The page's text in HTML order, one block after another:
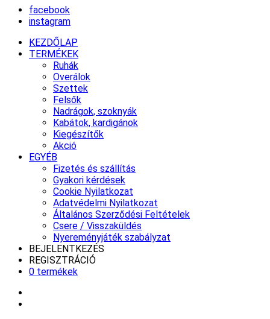
facebook
instagram
KEZDŐLAP
TERMÉKEK
Ruhák
Overálok
Szettek
Felsők
Nadrágok, szoknyák
Kabátok, kardigánok
Kiegészítők
Akció
EGYÉB
Fizetés és szállítás
Gyakori kérdések
Cookie Nyilatkozat
Adatvédelmi Nyilatkozat
Általános Szerződési Feltételek
Csere / Visszaküldés
Nyereményjáték szabályzat
BEJELENTKEZÉS
REGISZTRÁCIÓ
0 termékek